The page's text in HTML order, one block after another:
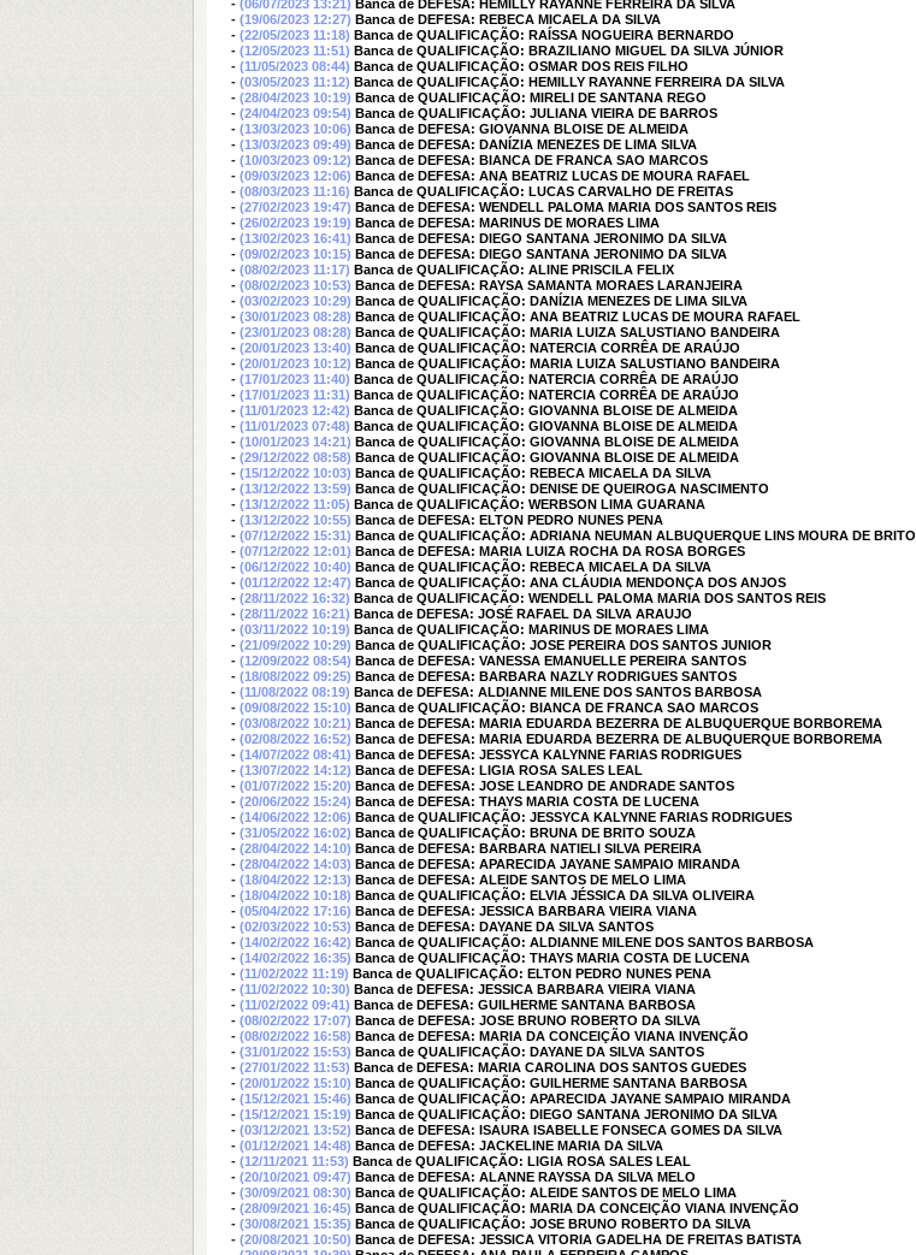
- (06/07/2023 13:21) Banca de DEFESA: HEMILLY RAYANNE FERREIRA DA SILVA
- (19/06/2023 12:27) Banca de DEFESA: REBECA MICAELA DA SILVA
- (22/05/2023 11:18) Banca de QUALIFICAÇÃO: RAÍSSA NOGUEIRA BERNARDO
- (12/05/2023 11:51) Banca de QUALIFICAÇÃO: BRAZILIANO MIGUEL DA SILVA JÚNIOR
- (11/05/2023 08:44) Banca de QUALIFICAÇÃO: OSMAR DOS REIS FILHO
- (03/05/2023 11:12) Banca de QUALIFICAÇÃO: HEMILLY RAYANNE FERREIRA DA SILVA
- (28/04/2023 10:19) Banca de QUALIFICAÇÃO: MIRELI DE SANTANA REGO
- (24/04/2023 09:54) Banca de QUALIFICAÇÃO: JULIANA VIEIRA DE BARROS
- (13/03/2023 10:06) Banca de DEFESA: GIOVANNA BLOISE DE ALMEIDA
- (13/03/2023 09:49) Banca de DEFESA: DANÍZIA MENEZES DE LIMA SILVA
- (10/03/2023 09:12) Banca de DEFESA: BIANCA DE FRANCA SAO MARCOS
- (09/03/2023 12:06) Banca de DEFESA: ANA BEATRIZ LUCAS DE MOURA RAFAEL
- (08/03/2023 11:16) Banca de QUALIFICAÇÃO: LUCAS CARVALHO DE FREITAS
- (27/02/2023 19:47) Banca de DEFESA: WENDELL PALOMA MARIA DOS SANTOS REIS
- (26/02/2023 19:19) Banca de DEFESA: MARINUS DE MORAES LIMA
- (13/02/2023 16:41) Banca de DEFESA: DIEGO SANTANA JERONIMO DA SILVA
- (09/02/2023 10:15) Banca de DEFESA: DIEGO SANTANA JERONIMO DA SILVA
- (08/02/2023 11:17) Banca de QUALIFICAÇÃO: ALINE PRISCILA FELIX
- (08/02/2023 10:53) Banca de DEFESA: RAYSA SAMANTA MORAES LARANJEIRA
- (03/02/2023 10:29) Banca de QUALIFICAÇÃO: DANÍZIA MENEZES DE LIMA SILVA
- (30/01/2023 08:28) Banca de QUALIFICAÇÃO: ANA BEATRIZ LUCAS DE MOURA RAFAEL
- (23/01/2023 08:28) Banca de QUALIFICAÇÃO: MARIA LUIZA SALUSTIANO BANDEIRA
- (20/01/2023 13:40) Banca de QUALIFICAÇÃO: NATERCIA CORRÊA DE ARAÚJO
- (20/01/2023 10:12) Banca de QUALIFICAÇÃO: MARIA LUIZA SALUSTIANO BANDEIRA
- (17/01/2023 11:40) Banca de QUALIFICAÇÃO: NATERCIA CORRÊA DE ARAÚJO
- (17/01/2023 11:31) Banca de QUALIFICAÇÃO: NATERCIA CORRÊA DE ARAÚJO
- (11/01/2023 12:42) Banca de QUALIFICAÇÃO: GIOVANNA BLOISE DE ALMEIDA
- (11/01/2023 07:48) Banca de QUALIFICAÇÃO: GIOVANNA BLOISE DE ALMEIDA
- (10/01/2023 14:21) Banca de QUALIFICAÇÃO: GIOVANNA BLOISE DE ALMEIDA
- (29/12/2022 08:58) Banca de QUALIFICAÇÃO: GIOVANNA BLOISE DE ALMEIDA
- (15/12/2022 10:03) Banca de QUALIFICAÇÃO: REBECA MICAELA DA SILVA
- (13/12/2022 13:59) Banca de QUALIFICAÇÃO: DENISE DE QUEIROGA NASCIMENTO
- (13/12/2022 11:05) Banca de QUALIFICAÇÃO: WERBSON LIMA GUARANA
- (13/12/2022 10:55) Banca de DEFESA: ELTON PEDRO NUNES PENA
- (07/12/2022 15:31) Banca de QUALIFICAÇÃO: ADRIANA NEUMAN ALBUQUERQUE LINS MOURA DE BRITO
- (07/12/2022 12:01) Banca de DEFESA: MARIA LUIZA ROCHA DA ROSA BORGES
- (06/12/2022 10:40) Banca de QUALIFICAÇÃO: REBECA MICAELA DA SILVA
- (01/12/2022 12:47) Banca de QUALIFICAÇÃO: ANA CLÁUDIA MENDONÇA DOS ANJOS
- (28/11/2022 16:32) Banca de QUALIFICAÇÃO: WENDELL PALOMA MARIA DOS SANTOS REIS
- (28/11/2022 16:21) Banca de DEFESA: JOSÉ RAFAEL DA SILVA ARAUJO
- (03/11/2022 10:19) Banca de QUALIFICAÇÃO: MARINUS DE MORAES LIMA
- (21/09/2022 10:29) Banca de QUALIFICAÇÃO: JOSE PEREIRA DOS SANTOS JUNIOR
- (12/09/2022 08:54) Banca de DEFESA: VANESSA EMANUELLE PEREIRA SANTOS
- (18/08/2022 09:25) Banca de DEFESA: BARBARA NAZLY RODRIGUES SANTOS
- (11/08/2022 08:19) Banca de DEFESA: ALDIANNE MILENE DOS SANTOS BARBOSA
- (09/08/2022 15:10) Banca de QUALIFICAÇÃO: BIANCA DE FRANCA SAO MARCOS
- (03/08/2022 10:21) Banca de DEFESA: MARIA EDUARDA BEZERRA DE ALBUQUERQUE BORBOREMA
- (02/08/2022 16:52) Banca de DEFESA: MARIA EDUARDA BEZERRA DE ALBUQUERQUE BORBOREMA
- (14/07/2022 08:41) Banca de DEFESA: JESSYCA KALYNNE FARIAS RODRIGUES
- (13/07/2022 14:12) Banca de DEFESA: LIGIA ROSA SALES LEAL
- (01/07/2022 15:20) Banca de DEFESA: JOSE LEANDRO DE ANDRADE SANTOS
- (20/06/2022 15:24) Banca de DEFESA: THAYS MARIA COSTA DE LUCENA
- (14/06/2022 12:06) Banca de QUALIFICAÇÃO: JESSYCA KALYNNE FARIAS RODRIGUES
- (31/05/2022 16:02) Banca de QUALIFICAÇÃO: BRUNA DE BRITO SOUZA
- (28/04/2022 14:10) Banca de DEFESA: BARBARA NATIELI SILVA PEREIRA
- (28/04/2022 14:03) Banca de DEFESA: APARECIDA JAYANE SAMPAIO MIRANDA
- (18/04/2022 12:13) Banca de DEFESA: ALEIDE SANTOS DE MELO LIMA
- (18/04/2022 10:18) Banca de QUALIFICAÇÃO: ELVIA JÉSSICA DA SILVA OLIVEIRA
- (05/04/2022 17:16) Banca de DEFESA: JESSICA BARBARA VIEIRA VIANA
- (02/03/2022 10:53) Banca de DEFESA: DAYANE DA SILVA SANTOS
- (14/02/2022 16:42) Banca de QUALIFICAÇÃO: ALDIANNE MILENE DOS SANTOS BARBOSA
- (14/02/2022 16:35) Banca de QUALIFICAÇÃO: THAYS MARIA COSTA DE LUCENA
- (11/02/2022 11:19) Banca de QUALIFICAÇÃO: ELTON PEDRO NUNES PENA
- (11/02/2022 10:30) Banca de DEFESA: JESSICA BARBARA VIEIRA VIANA
- (11/02/2022 09:41) Banca de DEFESA: GUILHERME SANTANA BARBOSA
- (08/02/2022 17:07) Banca de DEFESA: JOSE BRUNO ROBERTO DA SILVA
- (08/02/2022 16:58) Banca de DEFESA: MARIA DA CONCEIÇÃO VIANA INVENÇÃO
- (31/01/2022 15:53) Banca de QUALIFICAÇÃO: DAYANE DA SILVA SANTOS
- (27/01/2022 11:53) Banca de DEFESA: MARIA CAROLINA DOS SANTOS GUEDES
- (20/01/2022 15:10) Banca de QUALIFICAÇÃO: GUILHERME SANTANA BARBOSA
- (15/12/2021 15:46) Banca de QUALIFICAÇÃO: APARECIDA JAYANE SAMPAIO MIRANDA
- (15/12/2021 15:19) Banca de QUALIFICAÇÃO: DIEGO SANTANA JERONIMO DA SILVA
- (03/12/2021 13:52) Banca de DEFESA: ISAURA ISABELLE FONSECA GOMES DA SILVA
- (01/12/2021 14:48) Banca de DEFESA: JACKELINE MARIA DA SILVA
- (12/11/2021 11:53) Banca de QUALIFICAÇÃO: LIGIA ROSA SALES LEAL
- (20/10/2021 09:47) Banca de DEFESA: ALANNE RAYSSA DA SILVA MELO
- (30/09/2021 08:30) Banca de QUALIFICAÇÃO: ALEIDE SANTOS DE MELO LIMA
- (28/09/2021 16:45) Banca de QUALIFICAÇÃO: MARIA DA CONCEIÇÃO VIANA INVENÇÃO
- (30/08/2021 15:35) Banca de QUALIFICAÇÃO: JOSE BRUNO ROBERTO DA SILVA
- (20/08/2021 10:50) Banca de DEFESA: JESSICA VITORIA GADELHA DE FREITAS BATISTA